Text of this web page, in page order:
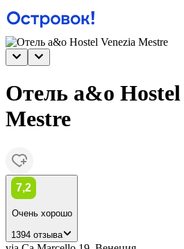
Отель a&o Hostel
Mestre
7,2
Очень хорошо
1394 отзыва